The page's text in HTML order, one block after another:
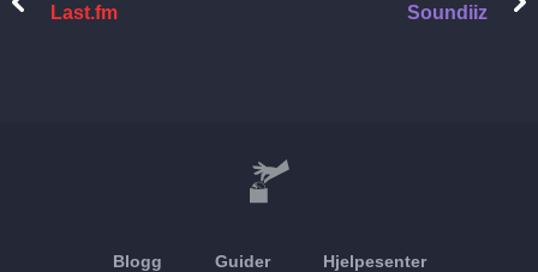
Last.fm Soundiiz
Blogg Guider Hjelpesenter